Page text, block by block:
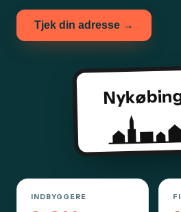
Tjek din adresse →
INDBYGGERE